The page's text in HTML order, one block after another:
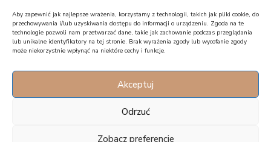
Aby zapewnić jak najlepsze wrażenia, korzystamy z technologii, takich jak pliki cookie, do
przechowywania i/lub uzyskiwania dostępu do informacji o urządzeniu. Zgoda na te
technologie pozwoli nam przetwarzać dane, takie jak zachowanie podczas przeglądania
lub unikalne identyfikatory na tej stronie. Brak wyrażenia zgody lub wycofanie zgody
może niekorzystnie wpłynąć na niektóre cechy i funkcje.
Akceptuj
Odrzuć
Zobacz preferencje
kontakt@forsomeone.pl